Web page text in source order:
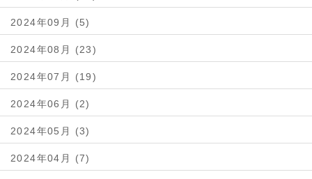
2024年09月 (5)
2024年08月 (23)
2024年07月 (19)
2024年06月 (2)
2024年05月 (3)
2024年04月 (7)